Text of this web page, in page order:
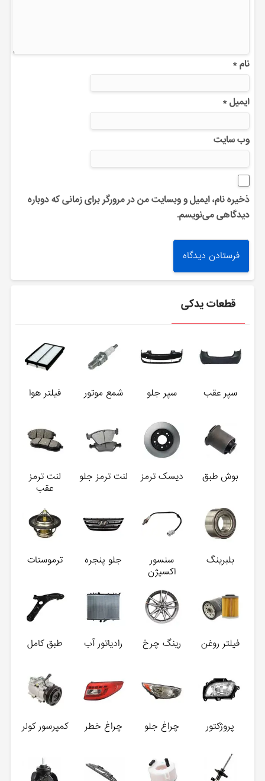
نام*
ایمیل*
وب‌ سایت
ذخیره نام، ایمیل و وبسایت من در مرورگر برای زمانی که دوباره
دیدگاهی می‌نویسم.
قطعات یدکی
سپر عقب سپر جلو شمع موتور فیلتر هوا
بوش طبق دیسک ترمز لنت ترمز جلو
لنت ترمز
عقب
بلبرینگ
سنسور
اکسیژن
جلو پنجره ترموستات
فیلتر روغن رینگ چرخ رادیاتور آب طبق کامل
پروژکتور چراغ جلو چراغ خطر کمپرسور کولر